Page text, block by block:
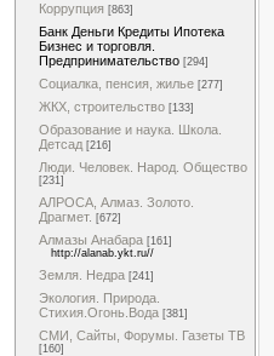
Коррупция [863]
Банк Деньги Кредиты Ипотека
Бизнес и торговля.
Предпринимательство [294]
Социалка, пенсия, жилье [277]
ЖКХ, строительство [133]
Образование и наука. Школа.
Детсад [216]
Люди. Человек. Народ. Общество
[231]
АЛРОСА, Алмаз. Золото.
Драгмет. [672]
Алмазы Анабара [161]
http://alanab.ykt.ru//
Земля. Недра [241]
Экология. Природа.
Стихия.Огонь.Вода [381]
СМИ, Сайты, Форумы. Газеты ТВ
[160]